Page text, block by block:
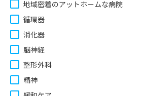
地域密着のアットホームな病院
循環器
消化器
脳神経
整形外科
精神